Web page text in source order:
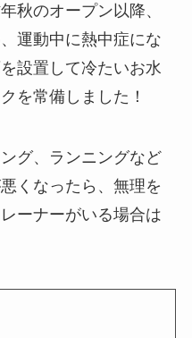
秋のオープン以降、
運動中に熱中症にな
設置して冷たいお水
を常備しました！
グ、ランニングなど
くなったら、無理を
ーナーがいる場合は